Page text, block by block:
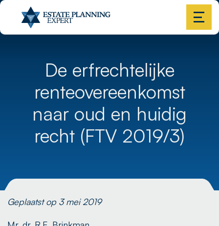
De erfrechtelijke
renteovereenkomst
naar oud en huidig
recht (FTV 2019/3)
Geplaatst op 3 mei 2019